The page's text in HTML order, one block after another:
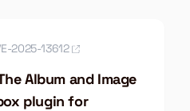
2025-13612
Album and Image
plugin for